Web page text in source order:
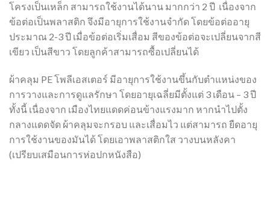
โครงเป็นเหล็ก สามารถใช้งานได้นาน มากกว่า 2 ปี เนื่องจาก
ข้อต่อเป็นพลาสติก จึงมีอายุการใช้งานจำกัด โดยข้อต่ออายุ
ประมาณ 2-3 ปี เมื่อข้อต่อเริ่มเสื่อม สีของข้อต่อจะเปลี่ยนจากสี
เขียว เป็นสีขาว โดยลูกค้าสามารถซื้อเปลี่ยนได้
ผ้าคลุม PE โพลีเอสเตอร์ มีอายุการใช้งานขึ้นกับตำแหน่งของ
การวางและการดูแลรักษา โดยอายุเฉลี่ยมีตั้งแต่ 3 เดือน – 3 ปี
ทั้งนี้ เนื่องจาก เมืองไทยแดดค่อนข้างแรงมาก หากนำไปตั้ง
กลางแดดจัด ผ้าคลุมจะกรอบ และเสื่อมไว แต่สามารถ ยืดอายุ
การใช้งานของมันได้ โดยเอาพลาสติกใส วางบนหลังคา
(เปรียบเสมือนการห่อปกหนังสือ)